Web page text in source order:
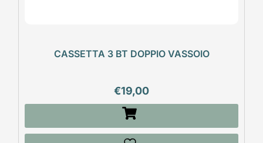
CASSETTA 3 BT DOPPIO VASSOIO
€19,00